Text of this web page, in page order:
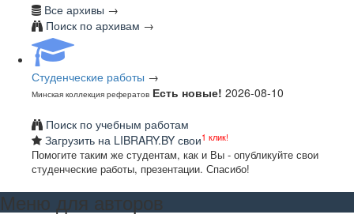
Все архивы →
Поиск по архивам →
Студенческие работы →
Минская коллекция рефератов Есть новые! 2026-08-10
Поиск по учебным работам
Загрузить на LIBRARY.BY свои1 клик!
Помогите таким же студентам, как и Вы - опубликуйте свои
студенческие работы, презентации. Спасибо!
Меню для авторов